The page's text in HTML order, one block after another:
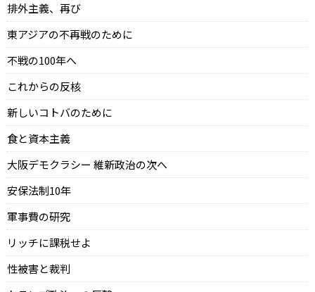
排外主義、再び
東アジアの不再戦のために
不戦の100年へ
これからの反核
新しいコトバのために
食と資本主義
大阪デモクラシー 維新政治の次へ
安保法制10年
軍事費の研究
リッチに課税せよ
性被害と裁判